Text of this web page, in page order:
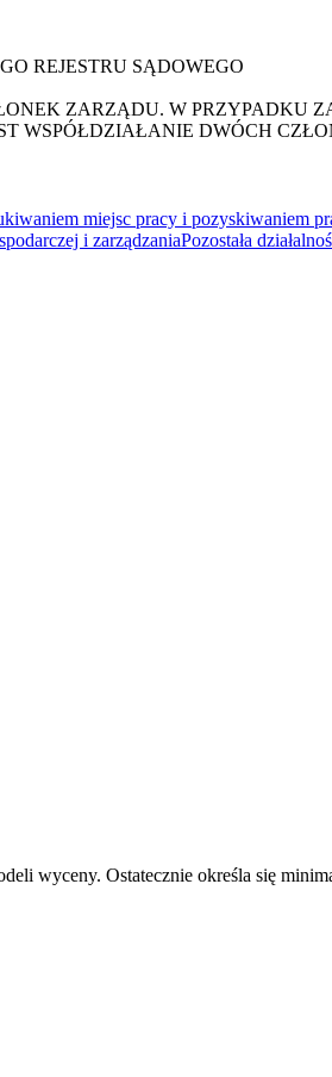
REJESTRU SĄDOWEGO
ZARZĄDU. W PRZYPADKU
WSPÓŁDZIAŁANIE DWÓCH
miejsc pracy i pozyskiwaniem
i zarządzaniaPozostała
wyceny. Ostatecznie określa się